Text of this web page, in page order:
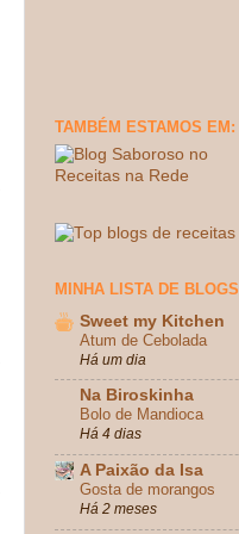
TAMBÉM ESTAMOS EM:
MINHA LISTA DE BLOGS
Sweet my Kitchen
Atum de Cebolada
Há um dia
Na Biroskinha
Bolo de Mandioca
Há 4 dias
A Paixão da Isa
Gosta de morangos
Há 2 meses